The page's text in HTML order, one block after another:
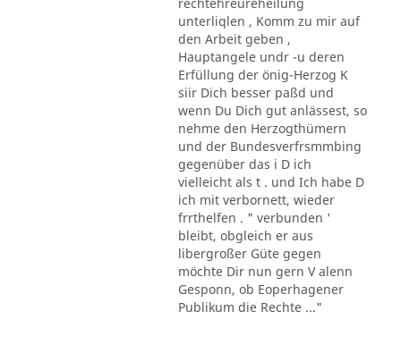
unterliqlen , Komm zu mir auf
den Arbeit geben ,
Hauptangele undr -u deren
Erfüllung der önig-Herzog K
siir Dich besser paßd und
wenn Du Dich gut anlässest, so
nehme den Herzogthümern
und der Bundesverfrsmmbing
gegenüber das i D ich
vielleicht als t . und Ich habe D
ich mit verbornett, wieder
frrthelfen . " verbunden '
bleibt, obgleich er aus
libergroßer Güte gegen
möchte Dir nun gern V alenn
Gesponn, ob Eoperhagener
Publikum die Rechte ..."